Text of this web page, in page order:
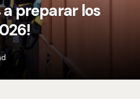
a preparar los